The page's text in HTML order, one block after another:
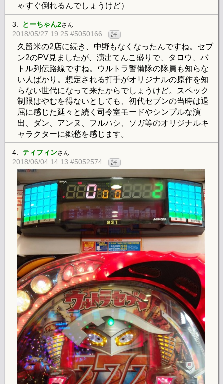
ゃすぐ倒れるんでしょうけど）
3. とーちゃん2さん
2018/05/27 19:25 #5050166 評
久留米の2店に続き、中野もなくなったんですね。セブ
ン2のPV見ましたが、演出てんこ盛りで、タロウ、バ
トル列伝路線ですね。ウルトラ警備隊の隊員も知らな
い人ばかり。想定される打手がオリジナルの原作を知
らない世代になって来たからでしょうけど。スペック
制限はやむを得ないとしても、初代セブンの当時は退
屈に感じた延々と続く司令室モードやシンプルな演
出、ダン、アンヌ、フルハシ、ソガ等のオリジナルキ
ャラクターに郷愁を感じます。
4. ティフィンさん
2018/06/04 14:13 #5052574 評